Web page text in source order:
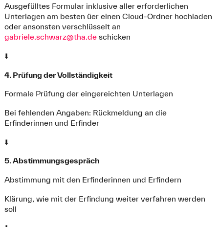
Ausgefülltes Formular inklusive aller erforderlichen
Unterlagen am besten üer einen Cloud-Ordner hochladen
oder ansonsten verschlüsselt an
gabriele.schwarz@tha.deschicken
⬇️
4. Prüfung der Vollständigkeit
Formale Prüfung der eingereichten Unterlagen
Bei fehlenden Angaben: Rückmeldung an die
Erfinderinnen und Erfinder
⬇️
5. Abstimmungsgespräch
Abstimmung mit den Erfinderinnen und Erfindern
Klärung, wie mit der Erfindung weiter verfahren werden
soll